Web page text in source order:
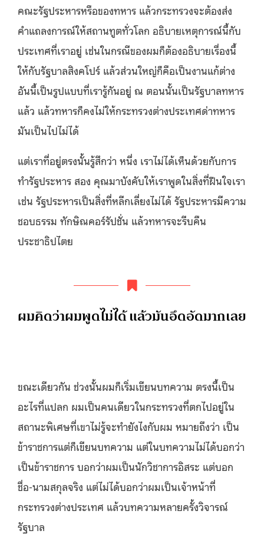
คณะรัฐประหารหรือของทหาร แล้วกระทรวงจะต้องส่ง
คำแถลงการณ์ให้สถานทูตทั่วโลก อธิบายเหตุการณ์นี้กับ
ประเทศที่เราอยู่ เช่นในกรณีของผมก็ต้องอธิบายเรื่องนี้
ให้กับรัฐบาลสิงคโปร์ แล้วส่วนใหญ่ก็คือเป็นงานแก้ต่าง
อันนี้เป็นรูปแบบที่เรารู้กันอยู่ ณ ตอนนั้นเป็นรัฐบาลทหาร
แล้ว แล้วทหารก็คงไม่ให้กระทรวงต่างประเทศด่าทหาร
มันเป็นไปไม่ได้
แต่เราที่อยู่ตรงนั้นรู้สึกว่า หนึ่ง เราไม่ได้เห็นด้วยกับการ
ทำรัฐประหาร สอง คุณมาบังคับให้เราพูดในสิ่งที่ฝืนใจเรา
เช่น รัฐประหารเป็นสิ่งที่หลีกเลี่ยงไม่ได้ รัฐประหารมีความ
ชอบธรรม ทักษิณคอร์รัปชั่น แล้วทหารจะรีบคืน
ประชาธิปไตย
ผมคิดว่าผมพูดไม่ได้ แล้วมันอึดอัดมากเลย
ขณะเดียวกัน ช่วงนั้นผมก็เริ่มเขียนบทความ ตรงนี้เป็น
อะไรที่แปลก ผมเป็นคนเดียวในกระทรวงที่ตกไปอยู่ใน
สถานะพิเศษที่เขาไม่รู้จะทำยังไงกับผม หมายถึงว่า เป็น
ข้าราชการแต่ก็เขียนบทความ แต่ในบทความไม่ได้บอกว่า
เป็นข้าราชการ บอกว่าผมเป็นนักวิชาการอิสระ แต่บอก
ชื่อ-นามสกุลจริง แต่ไม่ได้บอกว่าผมเป็นเจ้าหน้าที่
กระทรวงต่างประเทศ แล้วบทความหลายครั้งวิจารณ์
รัฐบาล